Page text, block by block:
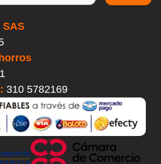
SAS
310 5782169